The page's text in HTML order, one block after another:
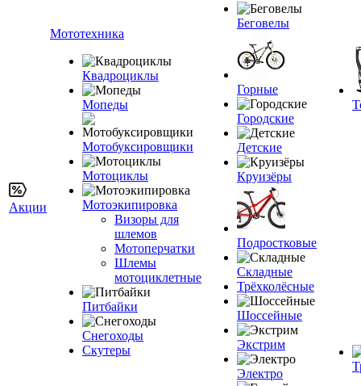
Акции
Мототехника
Квадроциклы
Мопеды
Мотобуксировщики
Мотоциклы
Мотоэкипировка
Визоры для
шлемов
Мотоперчатки
Шлемы
мотоциклетные
Питбайки
Снегоходы
Скутеры
Беговелы
Горные
Городские
Детские
Круизёры
Подростковые
Складные
Трёхколёсные
Шоссейные
Экстрим
Электро